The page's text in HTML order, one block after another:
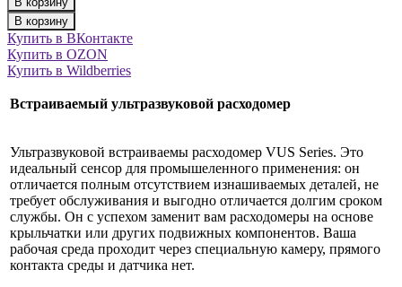
В корзину
Купить в ВКонтакте
Купить в OZON
Купить в Wildberries
Встраиваемый ультразвуковой расходомер
Ультразвуковой встраиваемы расходомер VUS Series. Это
идеальный сенсор для промышеленного применения: он
отличается полным отсутствием изнашиваемых деталей, не
требует обслуживания и выгодно отличается долгим сроком
службы. Он с успехом заменит вам расходомеры на основе
крыльчатки или других подвижных компонентов. Ваша
рабочая среда проходит через специальную камеру, прямого
контакта среды и датчика нет.